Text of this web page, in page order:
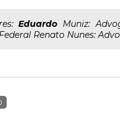
Eduardo Muniz:
Renato Nunes: